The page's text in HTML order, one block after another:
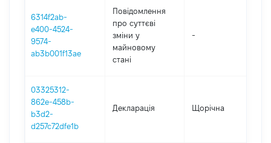
6314f2ab-
e400-4524-
9574-
ab3b001f13ae
Повідомлення
про суттєві
зміни y
майновому
стані
-
03325312-
862e-458b-
b3d2-
d257c72dfe1b
Декларація Щорічна